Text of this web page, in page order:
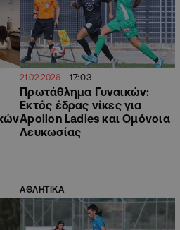
21.02.2026 17:03
Πρωτάθλημα Γυναικών:
Εκτός έδρας νίκες για
Apollon Ladies και Ομόνοια
Λευκωσίας
ΑΘΛΗΤΙΚΑ